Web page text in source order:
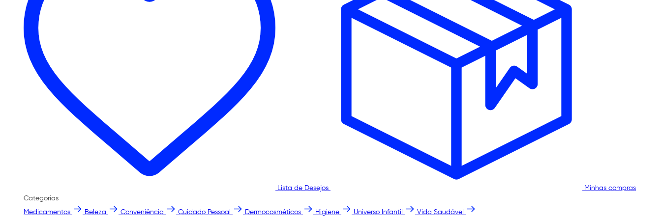
Lista de Desejos
Minhas compras
Categorias
Medicamentos
Beleza Conveniência Cuidado Pessoal Dermocosméticos Higiene Universo Infantil Vida Saudável